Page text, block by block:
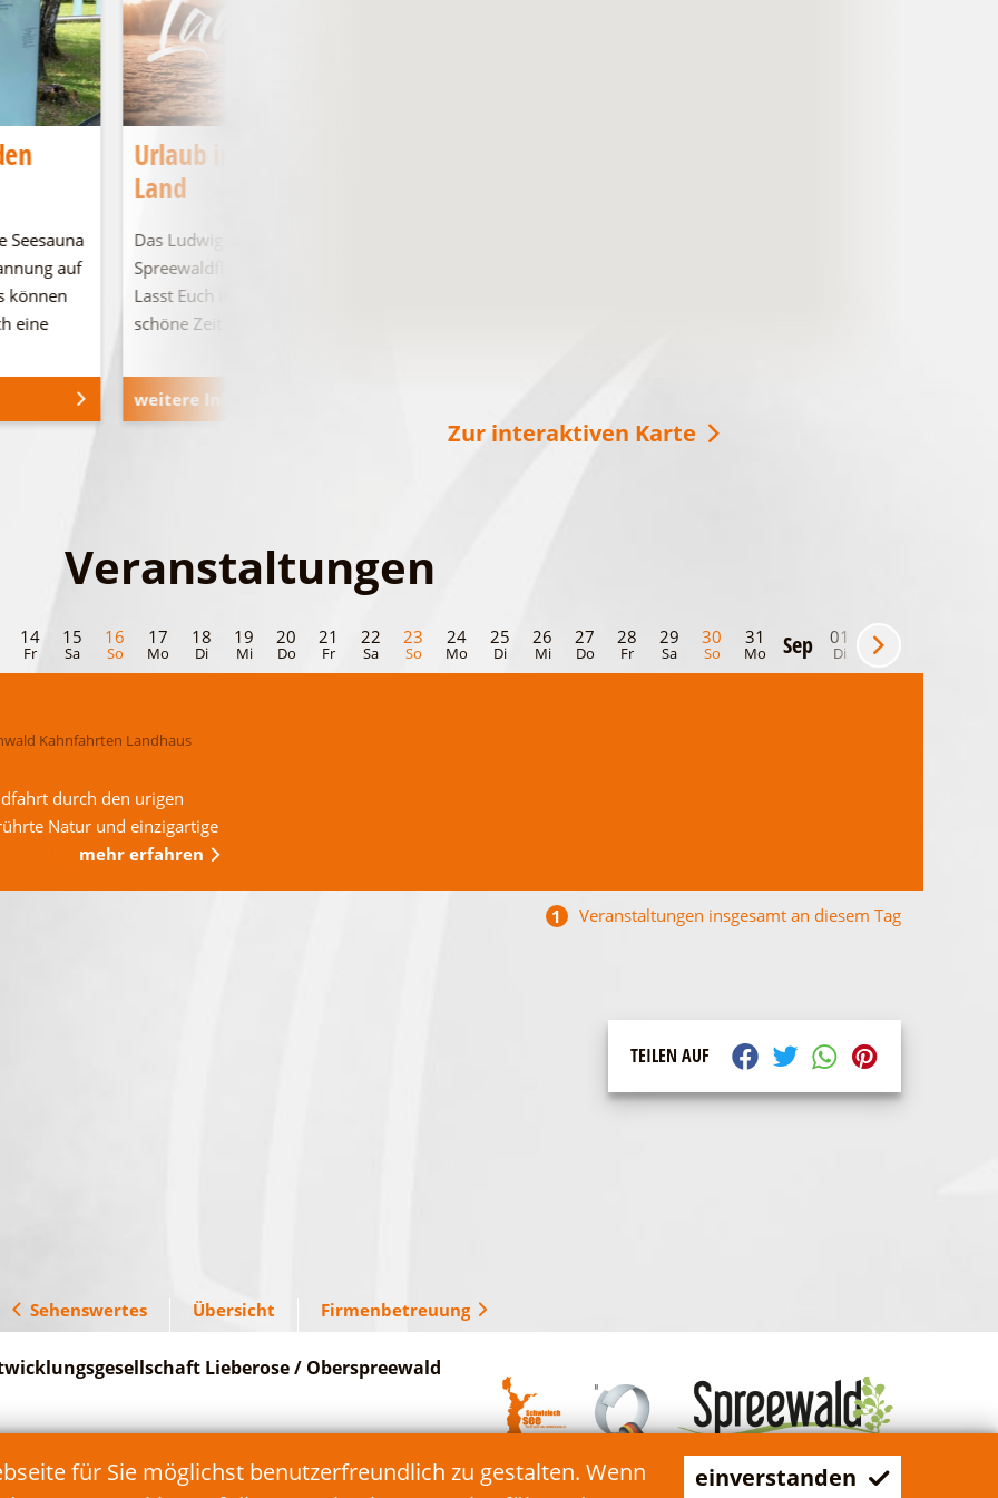
einverstanden
für Sie möglichst benutzerfreundlich zu gestalten. Wenn
Seesauna
auf
können
eine
Urlaub im Ludwig-Leichhardt-
Land
Das Ludwig-Leichhardt-Land an den
Spreewaldfließen, den Seen und in der Heide.
Lasst Euch inspirieren und verbringt eine
schöne Zeit bei …
weitere Informationen
Zur interaktiven Karte
Veranstaltungen
14
Fr
15
Sa
16
So
17
Mo
18
Di
19
Mi
20
Do
21
Fr
22
Sa
23
So
24
Mo
25
Di
26
Mi
27
Do
28
Fr
29
Sa
30
So
31
Mo Sep 01
Di
02
Mi
Kahnfahrten Landhaus
durch den urigen
Natur und einzigartige
mehr erfahren
1 Veranstaltungen insgesamt an diesem Tag
TEILEN AUF
Sehenswertes Übersicht Firmenbetreuung
Lieberose / Oberspreewald
Fax: 035478/17 90 99